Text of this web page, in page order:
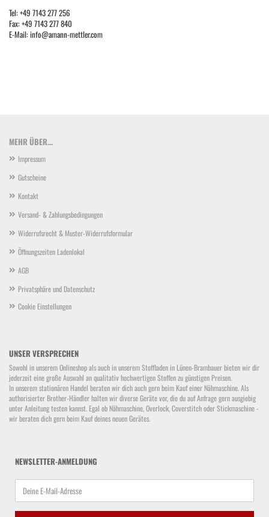
Tel: +49 7143 277 256
Fax: +49 7143 277 840
E-Mail: info@amann-mettler.com
MEHR ÜBER...
Impressum
Gutscheine
Kontakt
Versand- & Zahlungsbedingungen
Widerrufsrecht & Muster-Widerrufsformular
Öffnungszeiten Ladenlokal
AGB
Privatsphäre und Datenschutz
Cookie Einstellungen
UNSER VERSPRECHEN
Sowohl in unserem Onlineshop als auch in unserem Stoffladen in Lünen-Brambauer bieten wir dir
jederzeit eine große Auswahl an qualitativ hochwertigen Stoffen zu günstigen Preisen.
In unserem stationären Handel beraten wir dich auch gern beim Kauf einer Nähmaschine. Als
authorisierter Brother-Händler halten wir diverse Geräte vor, die du auf Anfrage gern ausgiebig
unter Anleitung testen kannst. Egal ob Nähmaschine, Overlock, Coverstitch oder Stickmaschine -
wir beraten dich gern beim Kauf deines neuen Gerätes.
NEWSLETTER-ANMELDUNG